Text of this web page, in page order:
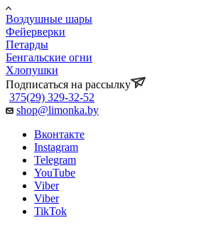
Воздушные шары
Фейерверки
Петарды
Бенгальские огни
Хлопушки
Подписаться на рассылку
375(29) 329-32-52
shop@limonka.by
Вконтакте
Instagram
Telegram
YouTube
Viber
Viber
TikTok